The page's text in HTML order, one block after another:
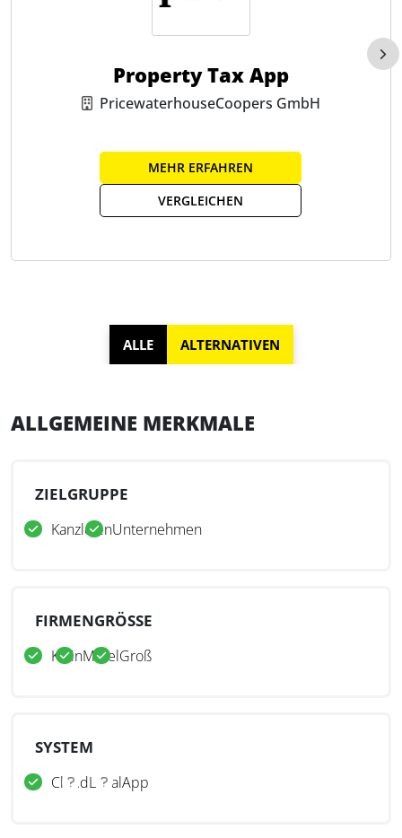
Property Tax App
PricewaterhouseCoopers GmbH
MEHR ERFAHREN
VERGLEICHEN
ALLGEMEINE MERKMALE
ZIELGRUPPE
KanzleienUnternehmen
FIRMENGRÖSSE
KleinMittelGroß
SYSTEM
CloudLokalApp